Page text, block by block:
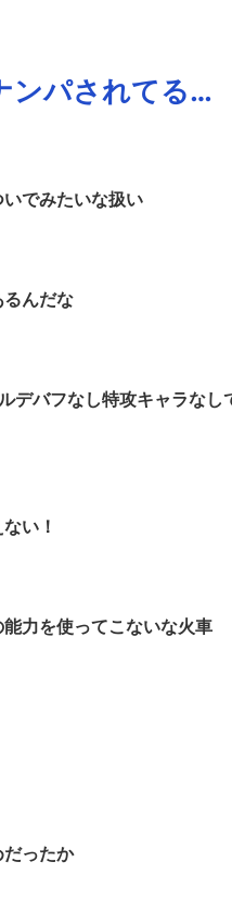
ンパされてる…
でみたいな扱い
んだな
デバフなし特攻キャラな
い！
力を使ってこないな火車
ったか